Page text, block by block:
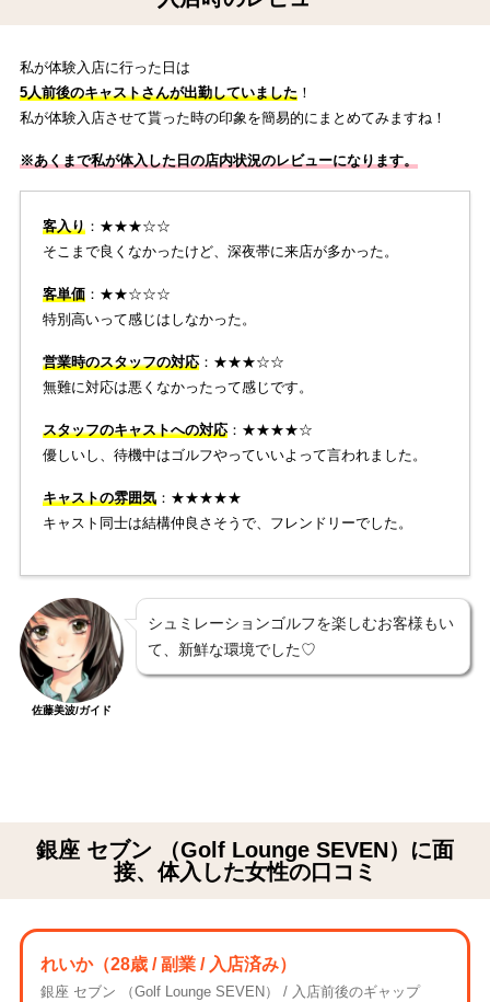
私が体験入店に行った日は
5人前後のキャストさんが出勤していました！
私が体験入店させて貰った時の印象を簡易的にまとめてみますね！
※あくまで私が体入した日の店内状況のレビューになります。
客入り：★★★☆☆
そこまで良くなかったけど、深夜帯に来店が多かった。
客単価：★★☆☆☆
特別高いって感じはしなかった。
営業時のスタッフの対応：★★★☆☆
無難に対応は悪くなかったって感じです。
スタッフのキャストへの対応：★★★★☆
優しいし、待機中はゴルフやっていいよって言われました。
キャストの雰囲気：★★★★★
キャスト同士は結構仲良さそうで、フレンドリーでした。
佐藤美波/ガイド
シュミレーションゴルフを楽しむお客様もい
て、新鮮な環境でした♡
銀座 セブン （Golf Lounge SEVEN）に面
接、体入した女性の口コミ
れいか（28歳 / 副業 / 入店済み）
銀座 セブン （Golf Lounge SEVEN） 入店前後のギャップ